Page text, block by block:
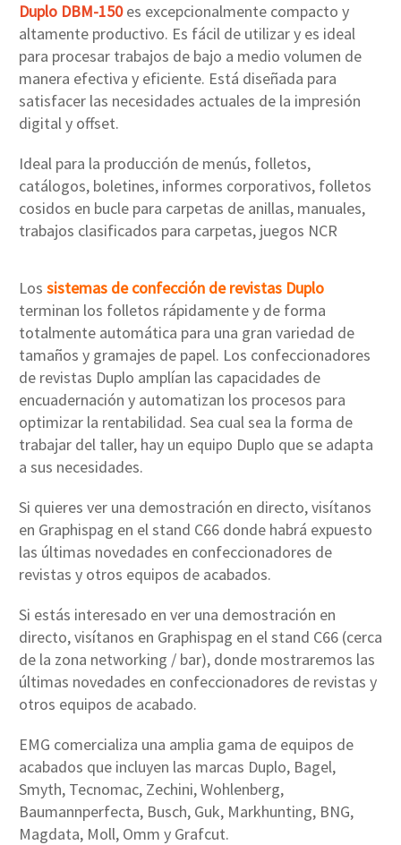
Duplo DBM-150es excepcionalmente compacto y
altamente productivo. Es fácil de utilizar y es ideal
para procesar trabajos de bajo a medio volumen de
manera efectiva y eficiente. Está diseñada para
satisfacer las necesidades actuales de la impresión
digital y offset.
Ideal para la producción de menús, folletos,
catálogos, boletines, informes corporativos, folletos
cosidos en bucle para carpetas de anillas, manuales,
trabajos clasificados para carpetas, juegos NCR
Los sistemas de confección de revistas Duplo
terminan los folletos rápidamente y de forma
totalmente automática para una gran variedad de
tamaños y gramajes de papel. Los confeccionadores
de revistas Duplo amplían las capacidades de
encuadernación y automatizan los procesos para
optimizar la rentabilidad. Sea cual sea la forma de
trabajar del taller, hay un equipo Duplo que se adapta
a sus necesidades.
Si quieres ver una demostración en directo, visítanos
en Graphispag en el stand C66 donde habrá expuesto
las últimas novedades en confeccionadores de
revistas y otros equipos de acabados.
Si estás interesado en ver una demostración en
directo, visítanos en Graphispag en el stand C66 (cerca
de la zona networking / bar), donde mostraremos las
últimas novedades en confeccionadores de revistas y
otros equipos de acabado.
EMG comercializa una amplia gama de equipos de
acabados que incluyen las marcas Duplo, Bagel,
Smyth, Tecnomac, Zechini, Wohlenberg,
Baumannperfecta, Busch, Guk, Markhunting, BNG,
Magdata, Moll, Omm y Grafcut.